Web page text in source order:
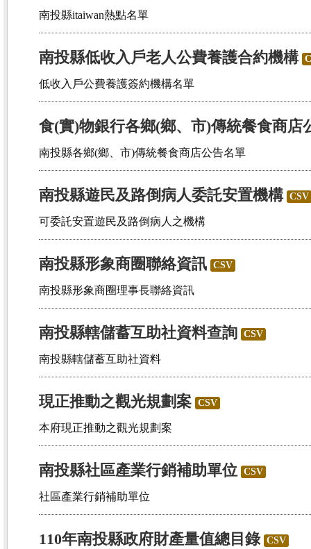
南投縣itaiwan熱點名單
南投縣低收入戶老人公費養護合約機構
低收入戶公費養護簽約機構名單
食(實)物銀行各鄉(鄉、市)傳統餐食商店
南投縣各鄉(鄉、市)傳統餐食商店公告名單
南投縣遊民及路倒病人委託安置機構 CSV
可委託安置遊民及路倒病人之機構
南投縣形象商圈聯絡資訊 CSV
南投縣形象商圈理事長聯絡資訊
南投縣轄儲蓄互助社資料查詢 CSV
南投縣轄儲蓄互助社資料
現正推動之觀光規劃案 CSV
本府現正推動之觀光規劃案
南投縣社區產業行銷補助單位 CSV
社區產業行銷補助單位
110年南投縣政府財產量值總目錄 CSV